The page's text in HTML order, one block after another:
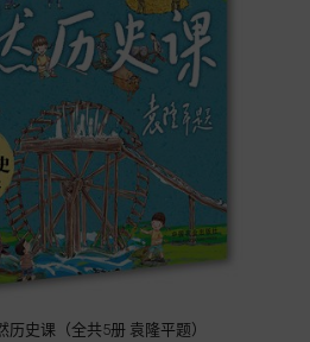
历史课（全共5册 袁隆平题）